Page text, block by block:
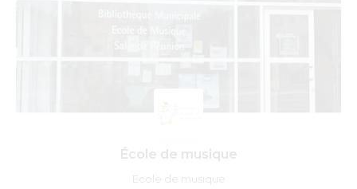
École de musique
Ecole de musique